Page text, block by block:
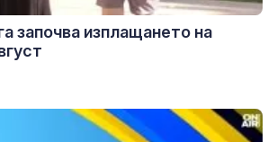
започва изплащането на